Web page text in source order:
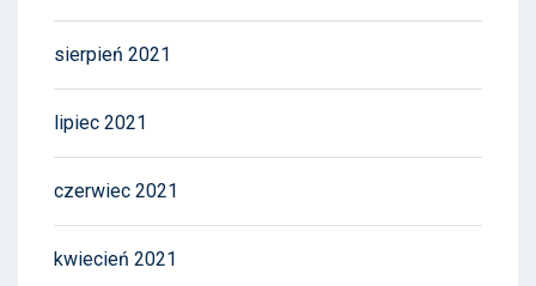
sierpień 2021
lipiec 2021
czerwiec 2021
kwiecień 2021